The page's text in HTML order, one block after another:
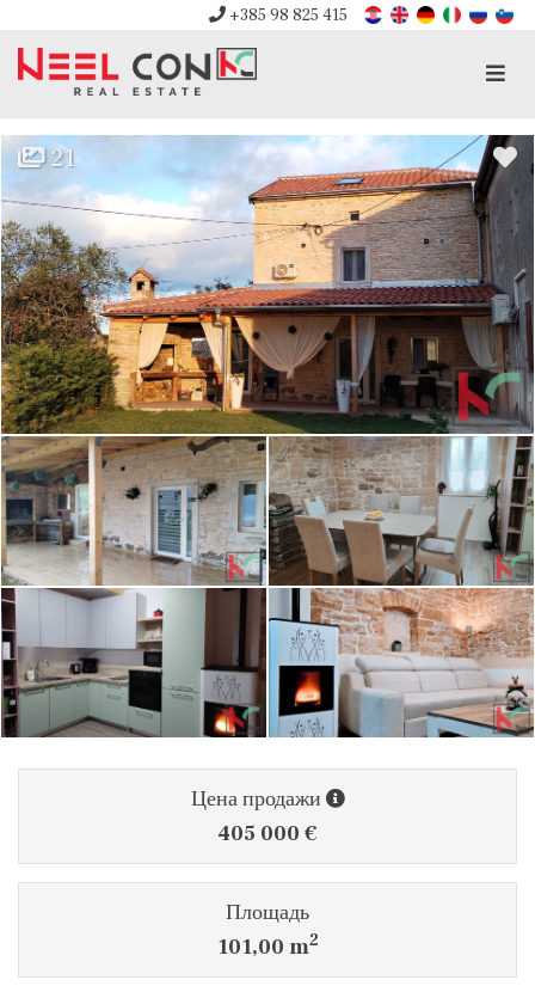
+385 98 825 415
21
Цена продажи
405 000 €
Площадь
101,00 m2